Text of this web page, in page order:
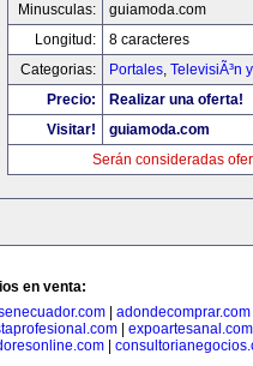
Minusculas:
guiamoda.com
Longitud:
8 caracteres
Categorias:
Portales, TelevisiÃ³n
Precio:
Realizar una oferta!
Visitar!
guiamoda.com
Serán consideradas
en venta:
| adondecomprar.com
expoartesanal.com